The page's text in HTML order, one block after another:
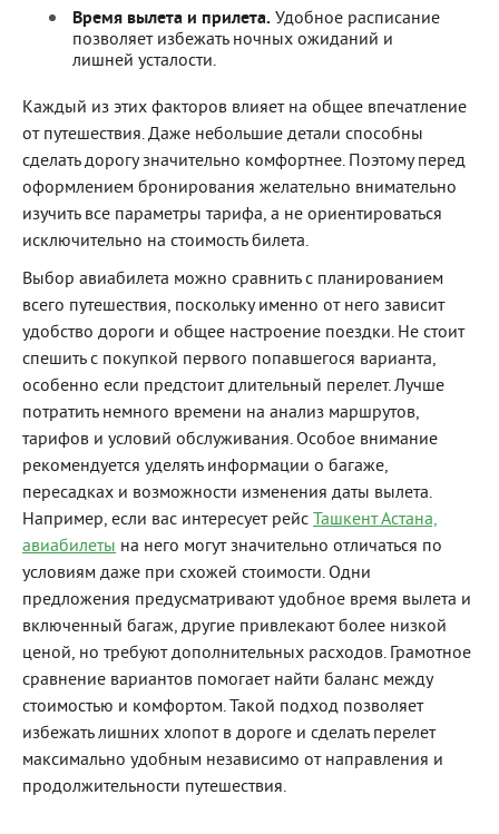
Время вылета и прилета. Удобное расписание
позволяет избежать ночных ожиданий и
лишней усталости.
Каждый из этих факторов влияет на общее впечатление
от путешествия. Даже небольшие детали способны
сделать дорогу значительно комфортнее. Поэтому перед
оформлением бронирования желательно внимательно
изучить все параметры тарифа, а не ориентироваться
исключительно на стоимость билета.
Выбор авиабилета можно сравнить с планированием
всего путешествия, поскольку именно от него зависит
удобство дороги и общее настроение поездки. Не стоит
спешить с покупкой первого попавшегося варианта,
особенно если предстоит длительный перелет. Лучше
потратить немного времени на анализ маршрутов,
тарифов и условий обслуживания. Особое внимание
рекомендуется уделять информации о багаже,
пересадках и возможности изменения даты вылета.
Например, если вас интересует рейс Ташкент Астана,
авиабилеты на него могут значительно отличаться по
условиям даже при схожей стоимости. Одни
предложения предусматривают удобное время вылета и
включенный багаж, другие привлекают более низкой
ценой, но требуют дополнительных расходов. Грамотное
сравнение вариантов помогает найти баланс между
стоимостью и комфортом. Такой подход позволяет
избежать лишних хлопот в дороге и сделать перелет
максимально удобным независимо от направления и
продолжительности путешествия.